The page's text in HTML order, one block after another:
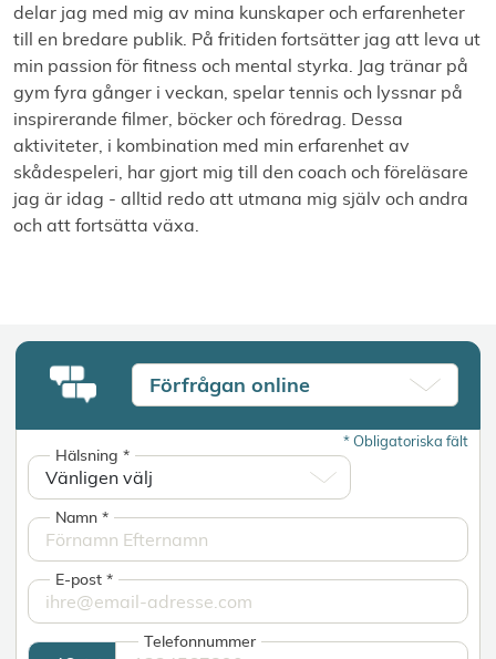
delar jag med mig av mina kunskaper och erfarenheter
till en bredare publik. På fritiden fortsätter jag att leva ut
min passion för fitness och mental styrka. Jag tränar på
gym fyra gånger i veckan, spelar tennis och lyssnar på
inspirerande filmer, böcker och föredrag. Dessa
aktiviteter, i kombination med min erfarenhet av
skådespeleri, har gjort mig till den coach och föreläsare
jag är idag - alltid redo att utmana mig själv och andra
och att fortsätta växa.
Förfrågan online
*Obligatoriska fält
Hälsning*
Namn*
E-post*
Telefonnummer